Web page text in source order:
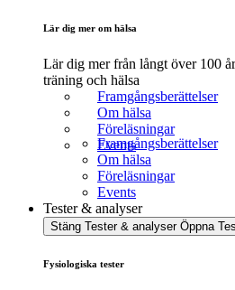
Lär dig mer om hälsa
Lär dig mer från långt över 100
träning och hälsa
Framgångsberättelser
Om hälsa
Föreläsningar
Events
Framgångsberättelser
Om hälsa
Föreläsningar
Events
Tester & analyser
Stäng Tester & analyser Öppna
Fysiologiska tester